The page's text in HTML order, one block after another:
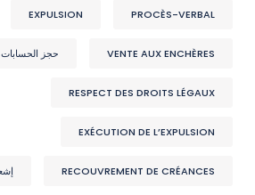
PROCÈS-VERBAL
EXPULSION
VENTE AUX ENCHÈRES حجز الحسابات
RESPECT DES DROITS LÉGAUX
EXÉCUTION DE L’EXPULSION
RECOUVREMENT DE CRÉANCES